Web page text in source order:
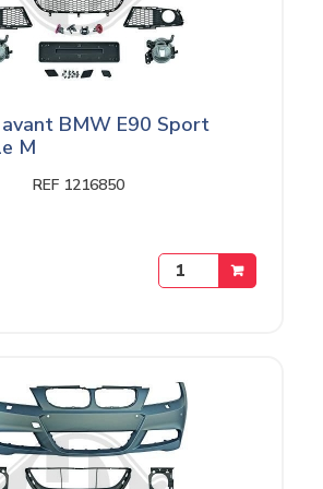
BMW E90 Sport
M
REF 1216850